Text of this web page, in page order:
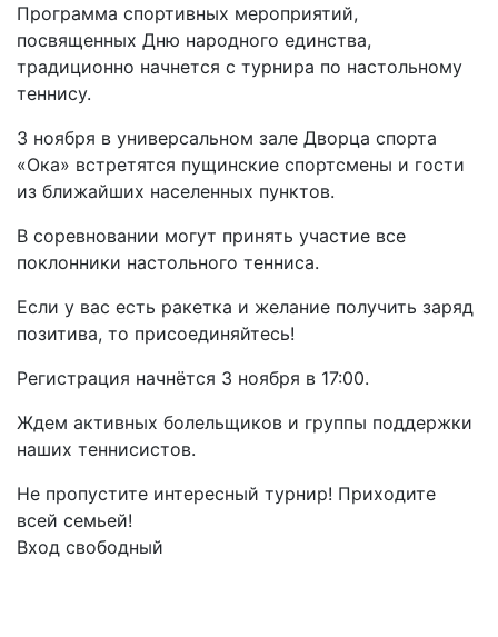
Программа спортивных мероприятий,
посвященных Дню народного единства,
традиционно начнется с турнира по настольному
теннису.
3 ноября в универсальном зале Дворца спорта
«Ока» встретятся пущинские спортсмены и гости
из ближайших населенных пунктов.
В соревновании могут принять участие все
поклонники настольного тенниса.
Если у вас есть ракетка и желание получить заряд
позитива, то присоединяйтесь!
Регистрация начнётся 3 ноября в 17:00.
Ждем активных болельщиков и группы поддержки
наших теннисистов.
Не пропустите интересный турнир! Приходите
всей семьей!
Вход свободный